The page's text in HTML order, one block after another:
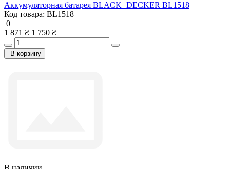
Аккумуляторная батарея BLACK+DECKER BL1518
Код товара: BL1518
0
1 871 ₴ 1 750 ₴
В корзину